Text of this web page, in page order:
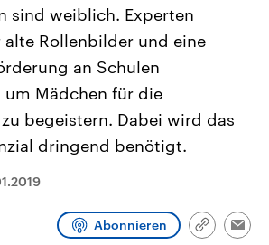
und
Staaten zu
der Erde,
auf das
Nahostkonflikt
Aktuelle Lage und
Der Überfall der
Terrororganisation Hamas
Oktober 2023 auf Israel
Israel möchte die Hamas
Libanon vom Iran
sind weiblich. Experten
alte Rollenbilder und eine
an Schulen
Mädchen für die
begeistern. Dabei wird das
dringend benötigt.
Abonnieren
Link